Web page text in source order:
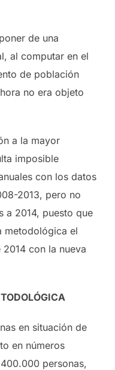
de una
al computar en el
de población
no era objeto
a la mayor
imposible
con los datos
2013, pero no
a 2014, puesto que
metodológica el
con la nueva
en situación de
en números
personas,